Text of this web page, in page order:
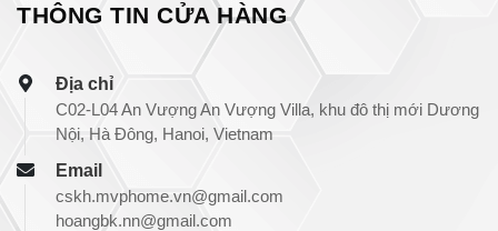
THÔNG TIN CỬA HÀNG
Địa chỉ
C02-L04 An Vượng An Vượng Villa, khu đô thị mới Dương
Nội, Hà Đông, Hanoi, Vietnam
Email
cskh.mvphome.vn@gmail.com
hoangbk.nn@gmail.com